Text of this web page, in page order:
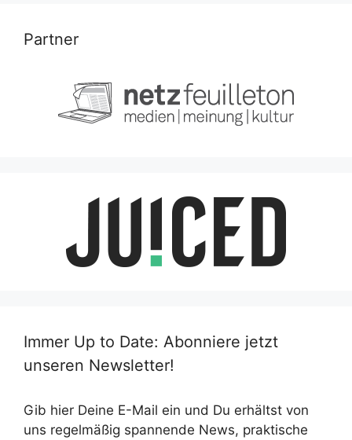
Partner
Immer Up to Date: Abonniere jetzt
unseren Newsletter!
Gib hier Deine E-Mail ein und Du erhältst von
uns regelmäßig spannende News, praktische